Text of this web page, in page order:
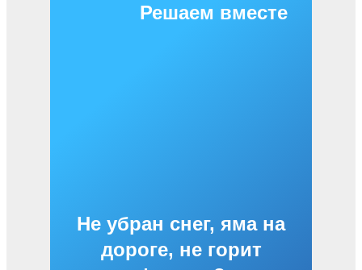
Решаем вместе
Не убран снег, яма на
дороге, не горит